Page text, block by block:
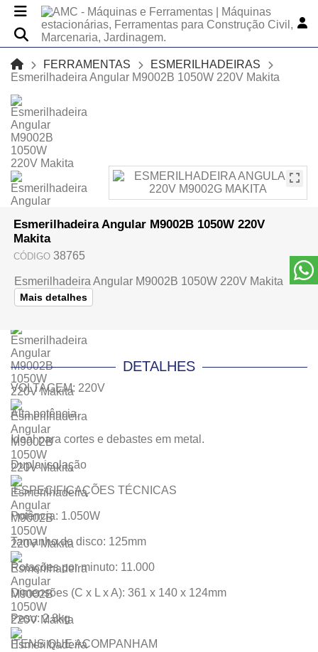
FERRAMENTAS
ESMERILHADEIRAS
Esmerilhadeira Angular M9002B 1050W 220V Makita
Esmerilhadeira Angular M9002B 1050W 220V
Makita
CÓDIGO 38765
Esmerilhadeira Angular M9002B 1050W 220V Makita
Mais detalhes
DETALHES
VOLTAGEM: 220V
Alta potência.
Ideal para cortes e debastes em metal.
Dupla isolação
.ESPECIFICAÇÕES TÉCNICAS
Potência: 1.050W
Tamanho do disco: 125mm
Rotações por minuto: 11.000
Dimensões (C x L x A): 361 x 140 x 124mm
Peso: 2.8kg
ITENS QUE ACOMPANHAM